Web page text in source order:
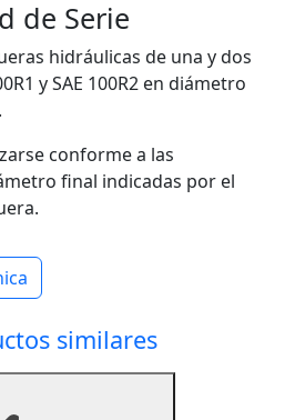
de Serie
hidráulicas de una y dos
y SAE 100R2 en diámetro
conforme a las
final indicadas por el
similares